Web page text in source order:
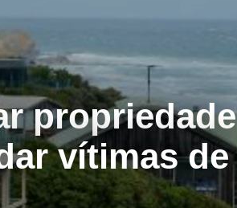
propriedade
vítimas de